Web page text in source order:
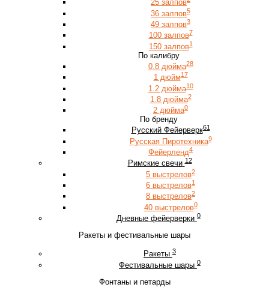
25 залпов
36 залпов5
49 залпов3
100 залпов7
150 залпов1
По калибру
0.8 дюйма28
1 дюйм17
1.2 дюйма10
1.8 дюйма2
2 дюйма0
По бренду
Русский Фейерверк61
Русская Пиротехника9
Фейерленд4
Римские свечи 12
5 выстрелов2
6 выстрелов1
8 выстрелов2
40 выстрелов0
Дневные фейерверки 0
Ракеты и фестивальные шары
Ракеты 3
Фестивальные шары 0
Фонтаны и петарды